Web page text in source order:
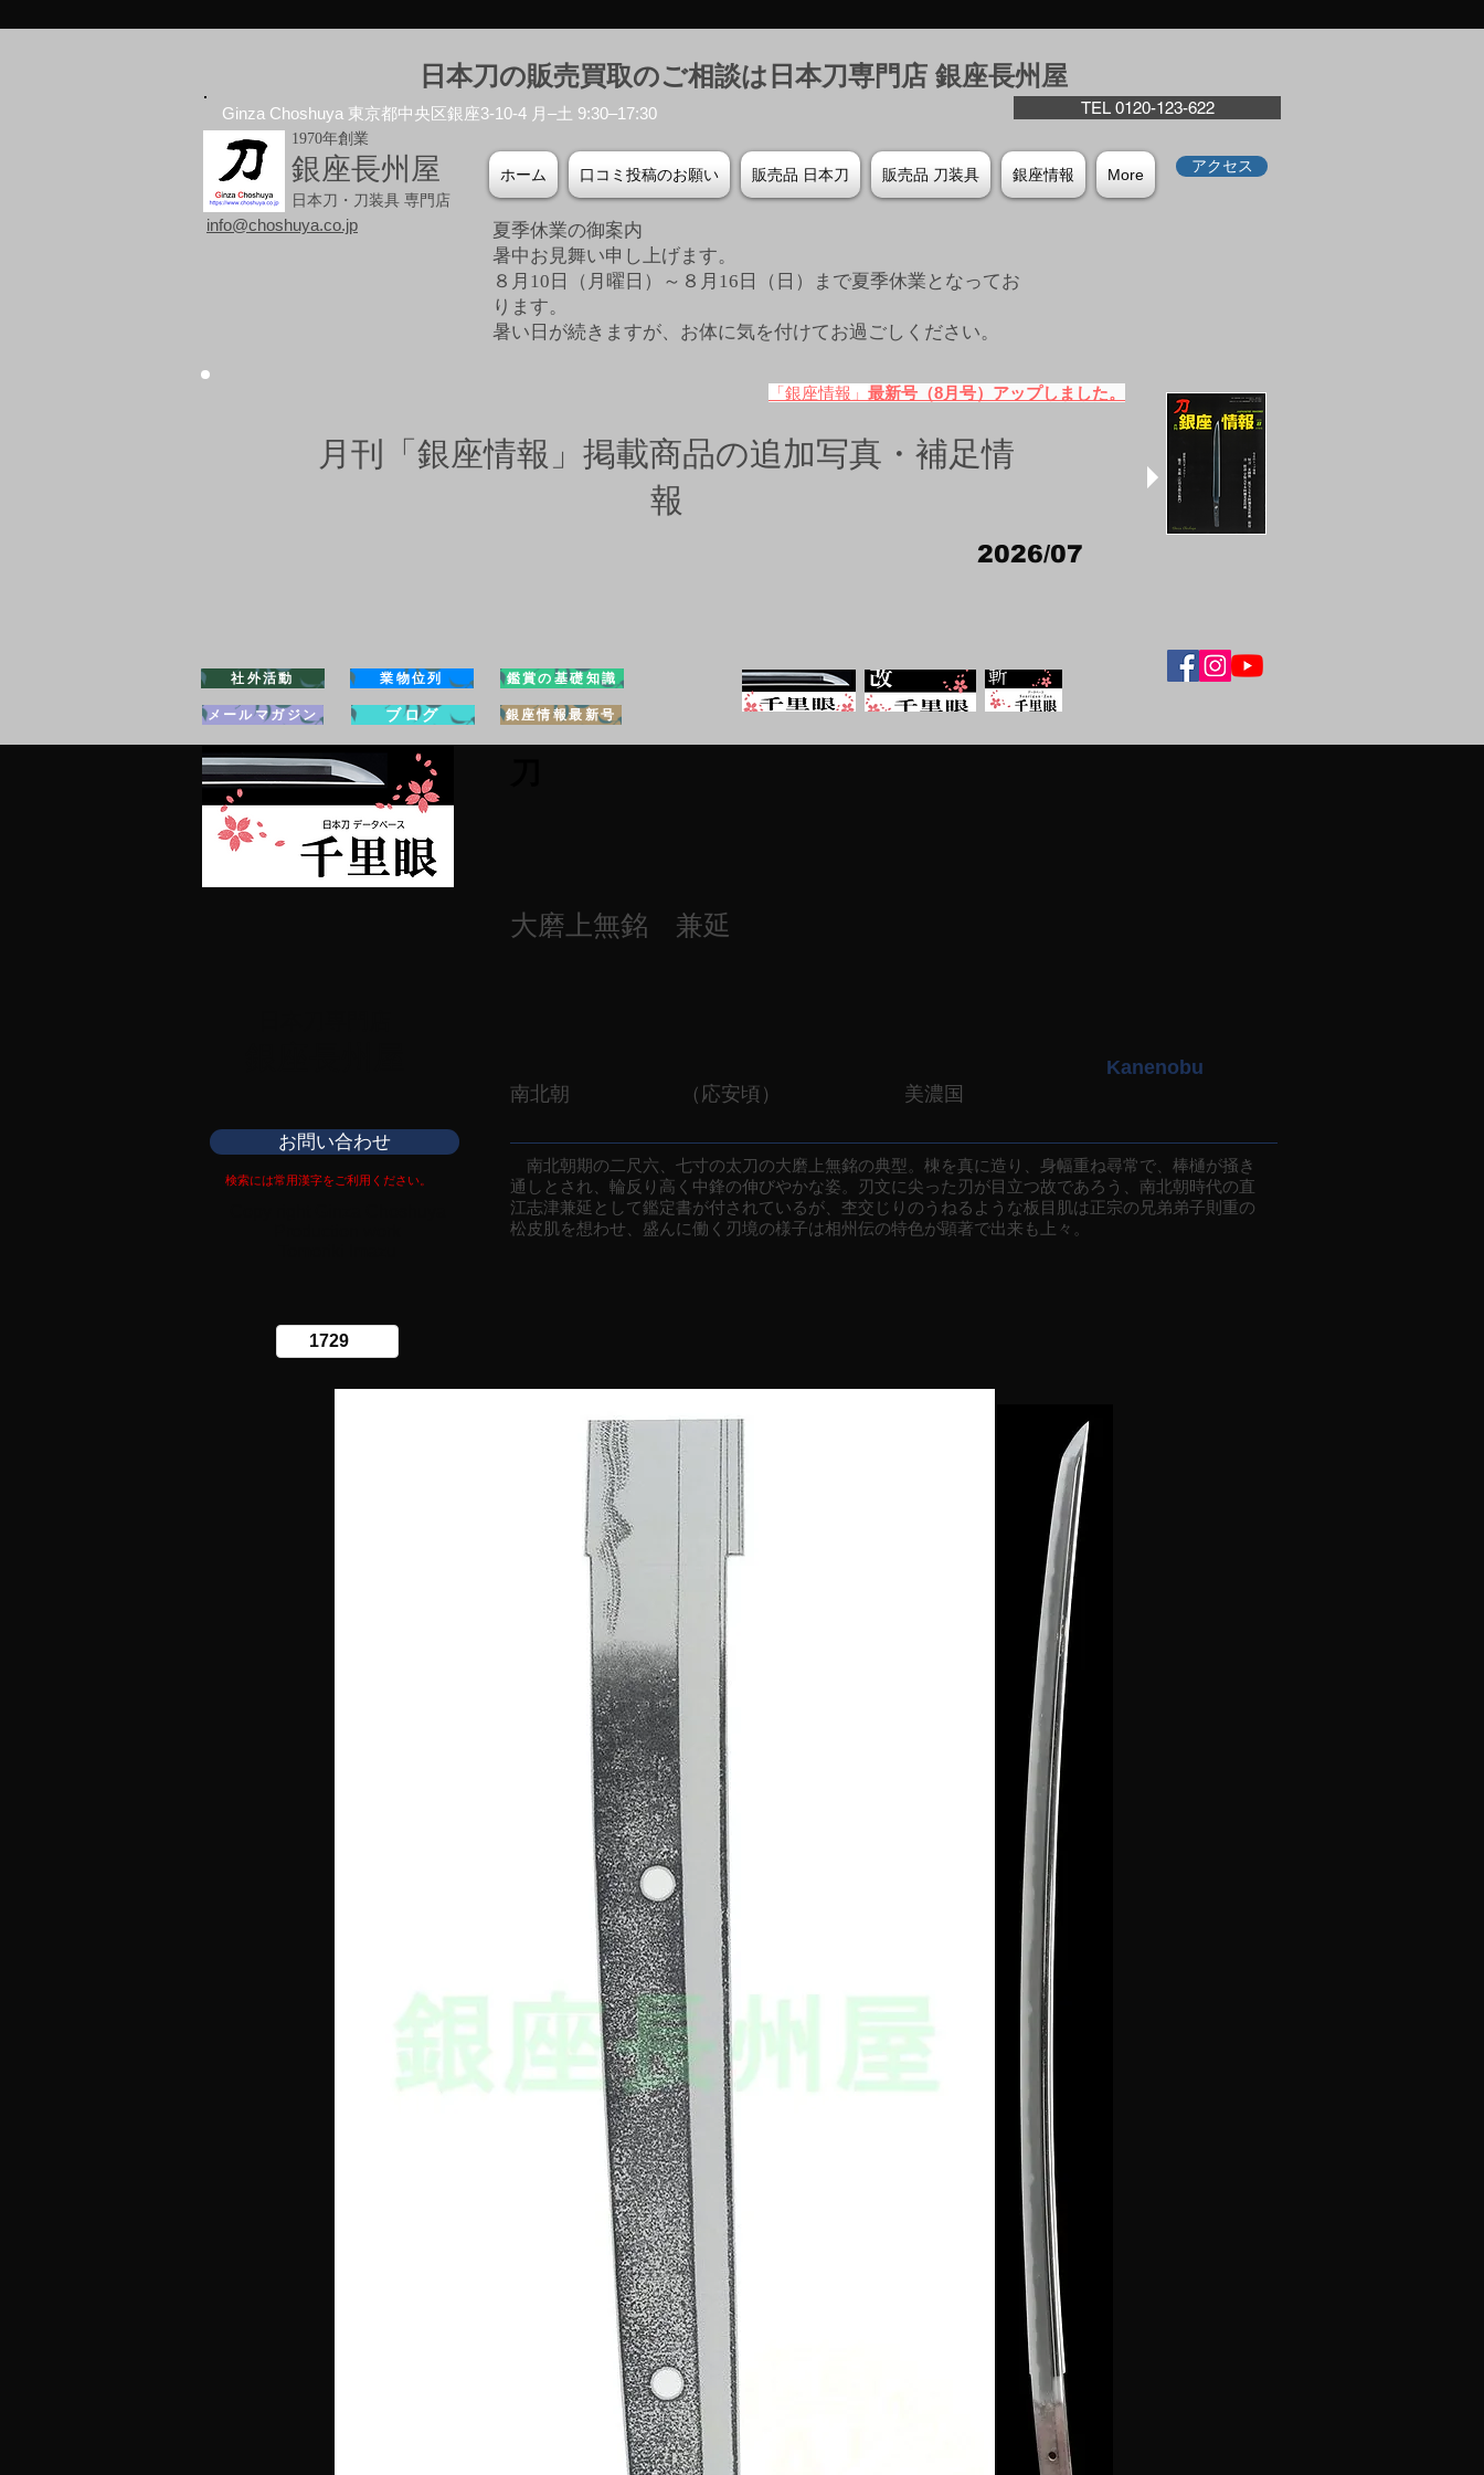
日本刀の販売買取のご相談は日本刀専門店 銀座⻑州屋
TEL 0120-123-622
Ginza Choshuya 東京都中央区銀座3-10-4 月–土 9:30–17:30
1970年創業
銀座長州屋
日本刀・刀装具 専門店
ホーム 口コミ投稿のお願い 販売品 日本刀 販売品 刀装具 銀座情報 More アクセス
info@choshuya.co.jp
夏季休業の御案内
暑中お見舞い申し上げます。
８月10日（月曜日）～８月16日（日）まで夏季休業となってお
ります。
​暑い日が続きますが、お体に気を付けてお過ごしください。
「銀座情報」 最新号（8月号）アップしました。
月刊「銀座情報」掲載商品の追加写真・補足情
報
2026/07
社外活動 業物位列 鑑賞の基礎知識
メールマガジン ブログ 銀座情報最新号
大磨上無銘 兼延
南北朝 （応安頃） 美濃国
Kanenobu
お問い合わせ
検索には常用漢字をご利用ください。
南北朝期の二尺六、七寸の太刀の大磨上無銘の典型。棟を真に造り、身幅重ね尋常で、棒樋が掻き
通しとされ、輪反り高く中鋒の伸びやかな姿。刃文に尖った刃が目立つ故であろう、南北朝時代の直
江志津兼延として鑑定書が付されているが、杢交じりのうねるような板目肌は正宗の兄弟弟子則重の
松皮肌を想わせ、盛んに働く刃境の様子は相州伝の特色が顕著で出来も上々。